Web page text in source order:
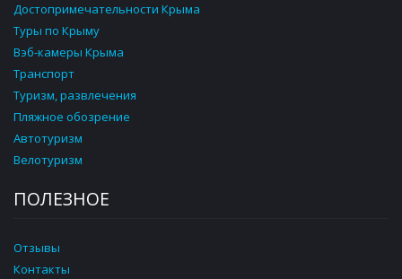
Достопримечательности Крыма
Туры по Крыму
Вэб-камеры Крыма
Транспорт
Туризм, развлечения
Пляжное обозрение
Автотуризм
Велотуризм
ПОЛЕЗНОЕ
Отзывы
Контакты